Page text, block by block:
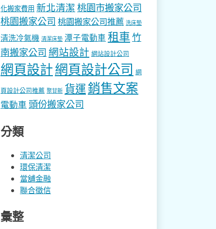
化搬家費用 新北清潔 桃園市搬家公司
桃園搬家公司 桃園搬家公司推薦 洗床墊
清洗冷氣機 清潔床墊 潭子電動車 租車竹
南搬家公司 網站設計 網站設計公司
網頁設計網頁設計公司 網
頁設計公司推薦 聚甘新 貨運銷售文案
電動車 頭份搬家公司
分類
清潔公司
環保清潔
當舖金融
聯合徵信
彙整